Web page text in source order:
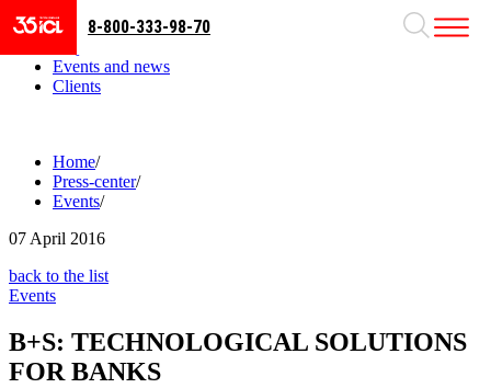
Business areas
Events and news
Clients
8-800-333-98-70
Home/
Press-center/
Events/
07 April 2016
back to the list
Events
B+S: TECHNOLOGICAL SOLUTIONS
FOR BANKS